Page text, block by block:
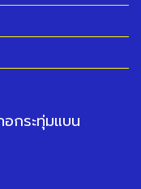
กระทุ่มแบน